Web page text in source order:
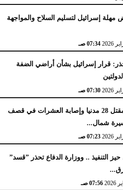
إسرائيل لتسليم السلاح والمواجهة
07:34 صـ
قرار إسرائيل بشأن أراضي الضفة
07:30 صـ
السودان .. مقتل 28 مدنيا وإصابة العشرات في قصف
شمال...
07:23 صـ
حيز التنفيذ .. ووزارة الدفاع تحذر ”قسد”
07:56 صـ